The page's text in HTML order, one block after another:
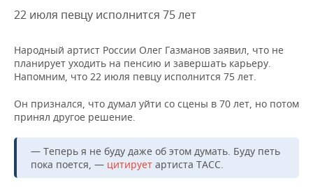
ДЕКЛАРАЦИИ О ДОХОДАХ
ВУЗЫ ТАТАРСТАНА
КОМУ ПРИНАДЛЕЖАТ
ТОРГОВЫЕ ЦЕНТРЫ
ТАТАРСТАНА
НОВОСТИ ЭКОНОМИКИ
БАНКИ
БЮДЖЕТ
ИНВЕСТИЦИИ
ПРОМЫШЛЕННОСТЬ
ПРОМЫШЛЕННОСТИ
АГРОПРОМ
МАШИНОСТРОЕНИЕ
НЕФТЕХИМИЯ
НЕФТЬ
НОВОСТИ НЕДВИЖИМОСТИ
АВТО
НОВОСТИ АВТО
БИЗНЕС
НОВОСТИ БИЗНЕСА
РОЗНИЧНАЯ ТОРГОВЛЯ
ТЕХНОЛОГИИ
НОВОСТИ ТЕХНОЛОГИЙ
МЕРОПРИЯТИЯ
22 июля певцу исполнится 75 лет
Народный артист России Олег Газманов заявил, что не
планирует уходить на пенсию и завершать карьеру.
Напомним, что 22 июля певцу исполнится 75 лет.
Он признался, что думал уйти со сцены в 70 лет, но потом
принял другое решение.
— Теперь я не буду даже об этом думать. Буду петь
пока поется, — цитирует артиста ТАСС.